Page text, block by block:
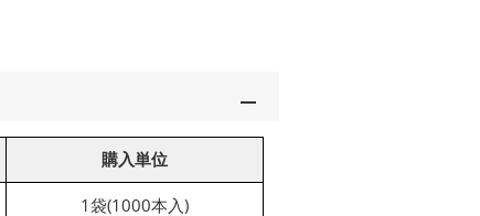
購入単位
1袋(1000本入)